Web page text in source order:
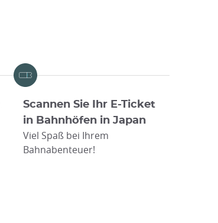
Scannen Sie Ihr E-Ticket
in Bahnhöfen in Japan
Viel Spaß bei Ihrem
Bahnabenteuer!